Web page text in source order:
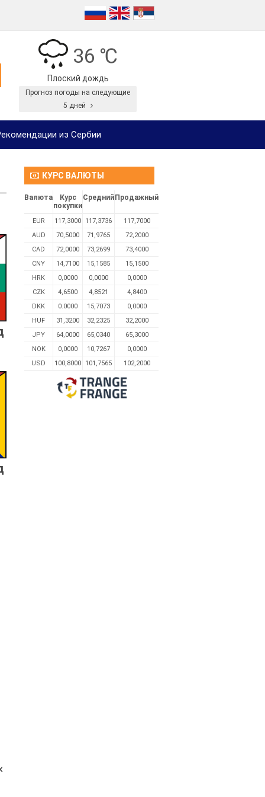
36 ℃
Плоский дождь
Прогноз погоды на следующие
5 дней
из Сербии
КУРС ВАЛЮТЫ
Валюта
Курс
покупки
Средний Продажный
EUR 117,3000 117,3736
117,7000
AUD
70,5000 71,9765
72,2000
CAD
72,0000 73,2699
73,4000
CNY
14,7100 15,1585
15,1500
HRK
0,0000 0,0000
0,0000
CZK
4,6500 4,8521
4,8400
DKK
0.0000 15,7073
0,0000
HUF
31,3200 32,2325
32,2000
JPY
64,0000 65,0340
65,3000
NOK
0,0000 10,7267
0,0000
USD
100,8000 101,7565 102,2000